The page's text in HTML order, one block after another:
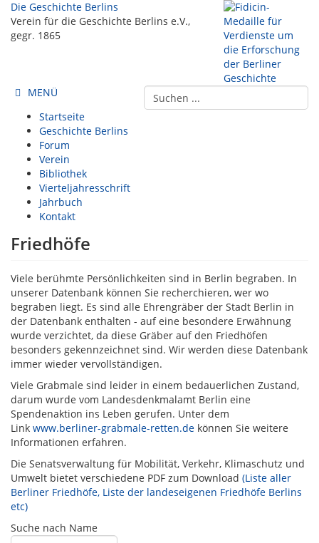
Die Geschichte Berlins
Verein für die Geschichte Berlins e.V.,
gegr. 1865
MENÜ
Startseite
Geschichte Berlins
Forum
Verein
Bibliothek
Vierteljahresschrift
Jahrbuch
Kontakt
Friedhöfe
Viele berühmte Persönlichkeiten sind in Berlin begraben. In
unserer Datenbank können Sie recherchieren, wer wo
begraben liegt. Es sind alle Ehrengräber der Stadt Berlin in
der Datenbank enthalten - auf eine besondere Erwähnung
wurde verzichtet, da diese Gräber auf den Friedhöfen
besonders gekennzeichnet sind. Wir werden diese Datenbank
immer wieder vervollständigen.
Viele Grabmale sind leider in einem bedauerlichen Zustand,
darum wurde vom Landesdenkmalamt Berlin eine
Spendenaktion ins Leben gerufen. Unter dem
Link www.berliner-grabmale-retten.de können Sie weitere
Informationen erfahren.
Die Senatsverwaltung für Mobilität, Verkehr, Klimaschutz und
Umwelt bietet verschiedene PDF zum Download (Liste aller
Berliner Friedhöfe, Liste der landeseigenen Friedhöfe Berlins
etc)
Suche nach Name